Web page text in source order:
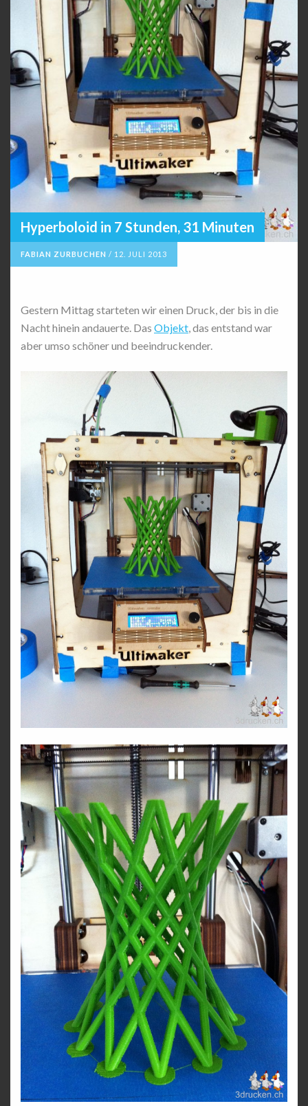
Hyperboloid in 7 Stunden, 31 Minuten
FABIAN ZURBUCHEN / 12. JULI 2013
Gestern Mittag starteten wir einen Druck, der bis in die
Nacht hinein andauerte. Das Objekt, das entstand war
aber umso schöner und beeindruckender.